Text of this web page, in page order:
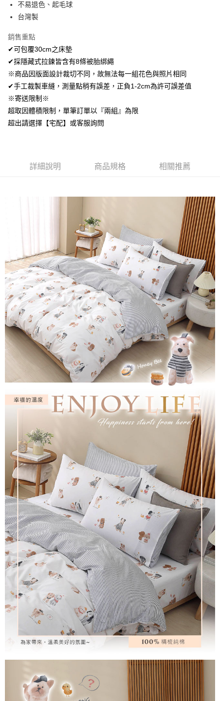
Google Pay
AFTEE先享後付
相關說明
AFTEE先享後付是「在收到商品之後才付款」的支付方式。 讓您購物簡單
便利好安心！
１．簡單：不需註冊會員、不需綁卡、不需儲值。
２．便利：只要手機號碼，簡訊認證，即可結帳。
３．安心：先確認商品／服務後，再付款。
１．於結帳方式選擇「AFTEE先享後付」後，將跳轉至「AFTEE先享後付」
ATM／網路銀行／等多元方式進行付款，方視為交易完成。
※ 請注意：結帳手續完成當下不需立刻繳費，但若您需要取消訂單，請聯絡
※ 交易是否成功請以「AFTEE先享後付 」之結帳頁面顯示為準，若有關於
是否繳費成功／繳費後需取消欲退款等相關疑問，請聯繫「AFTEE先享後付
https://netprotections.freshdesk.com/support/home
１．透過由恩沛科技股份有限公司提供之「AFTEE先享後付」服務完成之交
易，需依本服務之必要範圍內提供個人資料，並將交易相關給付款項請求債
權轉讓予恩沛科技股份有限公司。
２．關於個人資料處理事宜，請瀏覽以下網址：
https://aftee.tw/terms/#terms3
３．未成年的使用者請事先徵得法定代理人或監護人之同意方可使用
「AFTEE先享後付」，若未經同意申辦者引起之損失，本公司不負相關責
任。
４．使用「AFTEE先享後付」時，將依據個別帳號之用戶狀況，依本公司即
時審查核予不同之上限額度；若仍有額度不足之情形，本公司將視審查結果
請求用戶進行身份認證。
５．嚴禁一人註冊多個帳號或使用他人資訊註冊。若發現惡意使用之情形，
恩沛科技股份有限公司將有權停止該用戶之使用額度並採取法律行動。
ATM付款
運送方式
全家取貨付款
免運費
7-11取貨付款
付款後7-11取貨
每筆NT$100，滿NT$499(含以上)免運費
離島宅配
每筆NT$100，滿NT$499(含以上)免運費
不易退色、起毛球
台灣製
銷售重點
✔可包覆30cm之床墊
✔採隱藏式拉鍊皆含有8條被胎綁繩
※商品因版面設計裁切不同，故無法每一組花色與照片相同
✔手工裁製車縫，測量點稍有誤差，正負1-2cm為許可誤差值
※寄送限制※
超取因體積限制，單筆訂單以『兩組』為限
超出請選擇【宅配】或客服詢問
詳細說明 商品規格 相關推薦